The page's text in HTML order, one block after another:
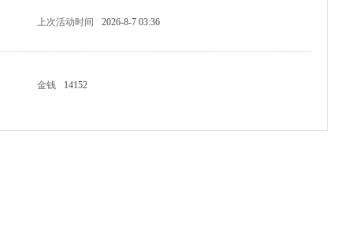
上次活动时间
2026-8-7 03:36
金钱
14152